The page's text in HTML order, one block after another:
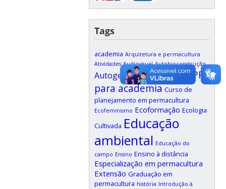
Tags
academia Arquitetura e permacultura
Atividades Audiovisual Autobioconstrução
Autogestão Bioconstrução CPP
para academia Curso de
planejamento em permacultura
Ecofeminismo Ecoformação Ecologia
Cultivada Educação
ambiental Educação do
campo Ensino Ensino à distância
Especialização em permacultura
Extensão Graduação em
permacultura história Introdução à